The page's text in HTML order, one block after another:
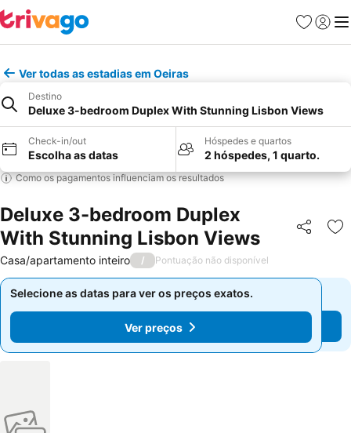
Favoritos
Iniciar
Ver todas as estadias em Oeiras
Destino
Deluxe 3-bedroom Duplex With Stunning Lisbon Views
Check-in/out
Escolha as datas
Hóspedes e quartos
2 hóspedes, 1 quarto.
Como os pagamentos influenciam os resultados
Deluxe 3-bedroom Duplex
With Stunning Lisbon Views
Partilhar
Casa/apartamento inteiro / Pontuação não disponível
Selecione as datas para ver os preços exatos.
Ver preços
Selecione as datas para ver os preços exatos.
Ver preços